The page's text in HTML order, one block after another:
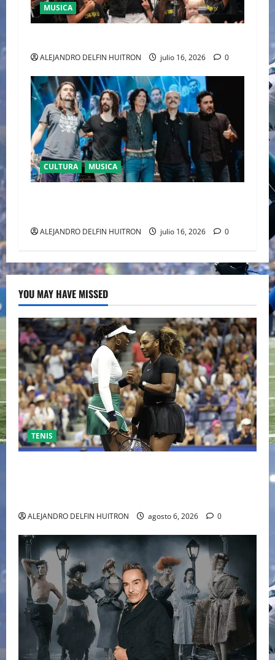
MUSICA
ALEJANDRO DELFIN HUITRON julio 16, 2026 0
CULTURA MUSICA
ALEJANDRO DELFIN HUITRON julio 16, 2026 0
YOU MAY HAVE MISSED
TENIS
ALEJANDRO DELFIN HUITRON agosto 6, 2026 0